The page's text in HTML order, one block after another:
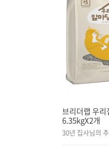
브리더랩 우리
6.35kgX2개
30년 집사님의